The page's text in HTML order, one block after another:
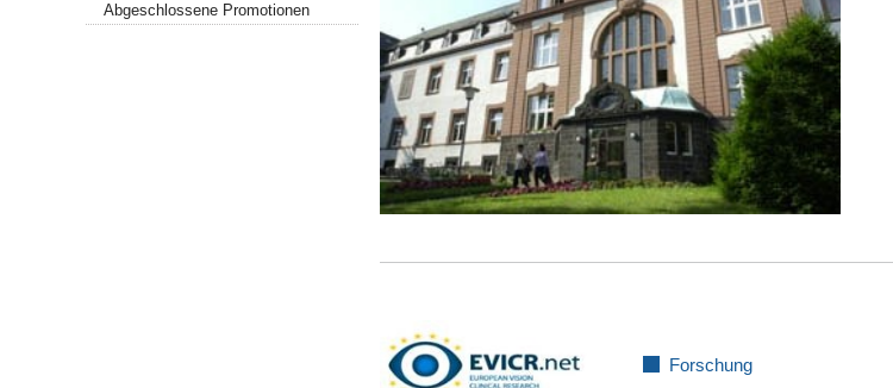
Forschung
Abgeschlossene Promotionen